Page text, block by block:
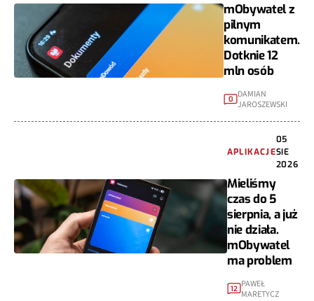
mObywatel z
pilnym
komunikatem.
Dotknie 12
mln osób
0
DAMIAN
JAROSZEWSKI
APLIKACJE
05
SIE
2026
Mieliśmy
czas do 5
sierpnia, a już
nie działa.
mObywatel
ma problem
12 PAWEŁ
MARETYCZ